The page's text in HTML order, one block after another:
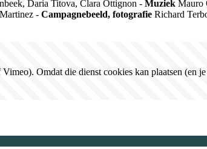
Daria Titova, Clara Ottignon - Muziek Mauro
Martinez - Campagnebeeld, fotografie Richard
Omdat die dienst cookies kan plaatsen (en